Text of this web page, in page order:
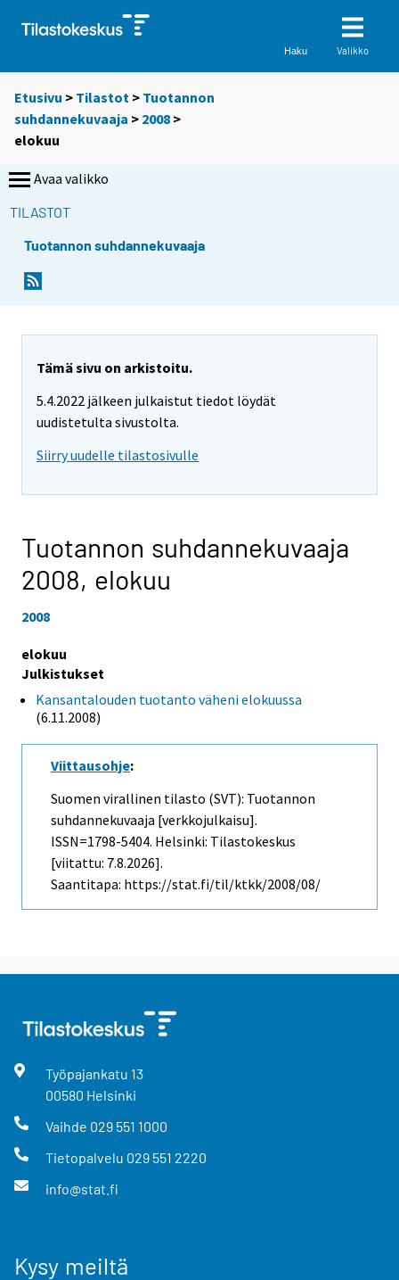
Haku Valikko
Etusivu > Tilastot > Tuotannon
suhdannekuvaaja > 2008 >
elokuu
Avaa valikko
TILASTOT
Tuotannon suhdannekuvaaja
Tämä sivu on arkistoitu.
5.4.2022 jälkeen julkaistut tiedot löydät
uudistetulta sivustolta.
Siirry uudelle tilastosivulle
Tuotannon suhdannekuvaaja
2008, elokuu
2008
elokuu
Julkistukset
Kansantalouden tuotanto väheni elokuussa
(6.11.2008)
Viittausohje:
Suomen virallinen tilasto (SVT): Tuotannon
suhdannekuvaaja [verkkojulkaisu].
ISSN=1798-5404. Helsinki: Tilastokeskus
[viitattu: 7.8.2026].
Saantitapa: https://stat.fi/til/ktkk/2008/08/
Työpajankatu 13
00580 Helsinki
Vaihde 029 551 1000
Tietopalvelu 029 551 2220
info@stat.fi
Kysy meiltä